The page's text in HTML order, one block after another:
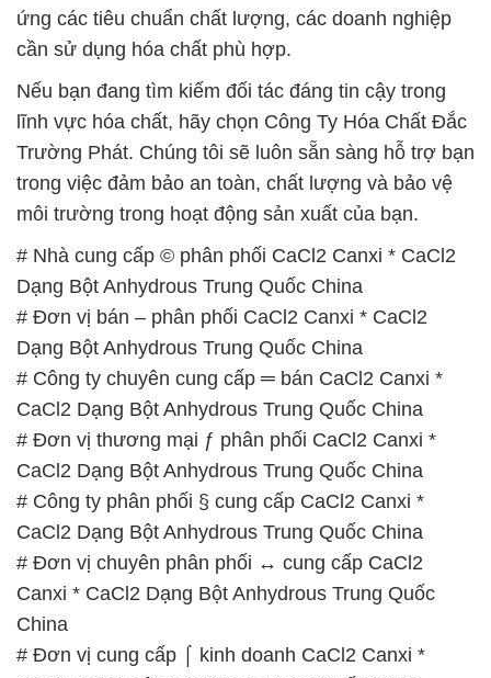
ứng các tiêu chuẩn chất lượng, các doanh nghiệp
cần sử dụng hóa chất phù hợp.
Nếu bạn đang tìm kiếm đối tác đáng tin cậy trong
lĩnh vực hóa chất, hãy chọn Công Ty Hóa Chất Đắc
Trường Phát. Chúng tôi sẽ luôn sẵn sàng hỗ trợ bạn
trong việc đảm bảo an toàn, chất lượng và bảo vệ
môi trường trong hoạt động sản xuất của bạn.
# Nhà cung cấp © phân phối CaCl2 Canxi * CaCl2
Dạng Bột Anhydrous Trung Quốc China
# Đơn vị bán – phân phối CaCl2 Canxi * CaCl2
Dạng Bột Anhydrous Trung Quốc China
# Công ty chuyên cung cấp ═ bán CaCl2 Canxi *
CaCl2 Dạng Bột Anhydrous Trung Quốc China
# Đơn vị thương mại ƒ phân phối CaCl2 Canxi *
CaCl2 Dạng Bột Anhydrous Trung Quốc China
# Công ty phân phối § cung cấp CaCl2 Canxi *
CaCl2 Dạng Bột Anhydrous Trung Quốc China
# Đơn vị chuyên phân phối ↔ cung cấp CaCl2
Canxi * CaCl2 Dạng Bột Anhydrous Trung Quốc
China
# Đơn vị cung cấp ⌠ kinh doanh CaCl2 Canxi *